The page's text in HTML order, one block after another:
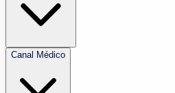
Canal Médico